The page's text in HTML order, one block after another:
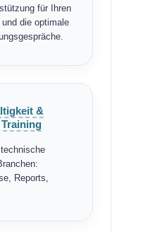
für Ihren
und die optimale
&
Reports,